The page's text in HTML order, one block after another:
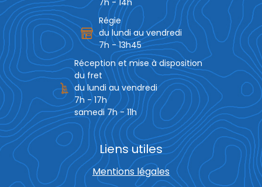
7h - 14h
Régie
du lundi au vendredi
7h - 13h45
Réception et mise à disposition
du fret
du lundi au vendredi
7h - 17h
samedi 7h - 11h
Liens utiles
Mentions légales